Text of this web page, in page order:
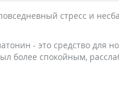
стресс и
- это средство для
более спокойным,